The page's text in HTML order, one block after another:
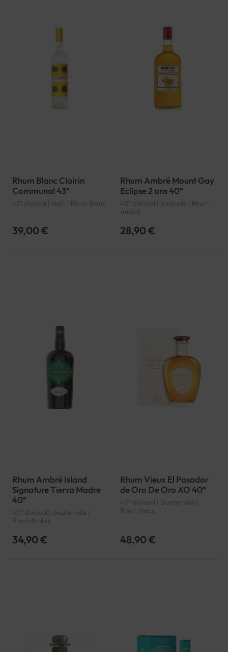
Rhum Blanc Clairin
Communal 43°
43° d'alcool | Haïti | Rhum Blanc
39,00 €
Rhum Ambré Mount Gay
Eclipse 2 ans 40°
40° d'alcool | Barbade | Rhum
Ambré
28,90 €
Rhum Ambré Island
Signature Tierra Madre
40°
40° d'alcool | Guatemala |
Rhum Ambré
34,90 €
Rhum Vieux El Pasador
de Oro De Oro XO 40°
40° d'alcool | Guatemala |
Rhum Vieux
48,90 €